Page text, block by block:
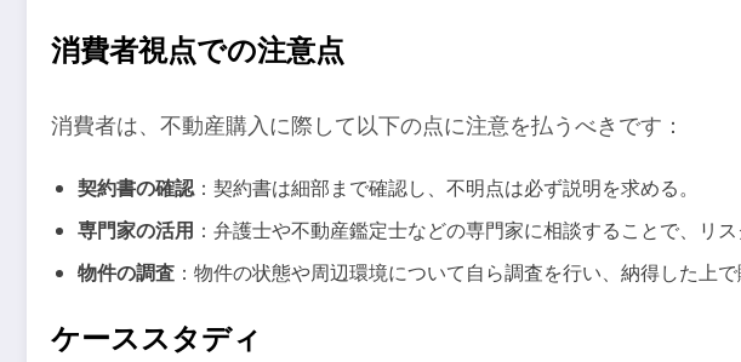
消費者視点での注意点
消費者は、不動産購入に際して以下の点に注意を払うべきです：
契約書の確認：契約書は細部まで確認し、不明点は必ず説明を求める。
専門家の活用 ：弁護士や不動産鑑定士などの専門家に相談することで、リス
物件の調査 ：物件の状態や周辺環境について自ら調査を行い、納得した上で
ケーススタディ